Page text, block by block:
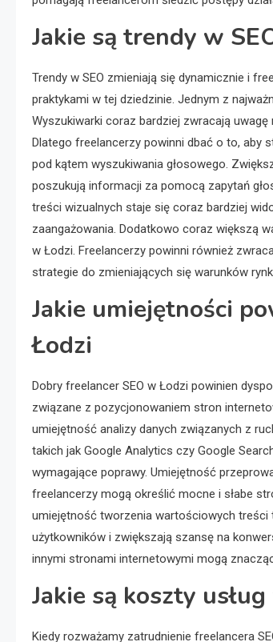
Jakie są trendy w
Trendy w SEO zmieniają się dynamicznie i
praktykami w tej dziedzinie. Jednym z
Wyszukiwarki coraz bardziej zwracają
Dlatego freelancerzy powinni dbać o to, aby
pod kątem wyszukiwania głosowego.
poszukują informacji za pomocą zapytań
treści wizualnych staje się coraz bardziej
zaangażowania. Dodatkowo coraz większą
w Łodzi. Freelancerzy powinni również
strategie do zmieniających się warunków
Jakie umiejętności
Łodzi
Dobry freelancer SEO w Łodzi powinien
związane z pozycjonowaniem stron
umiejętność analizy danych związanych z
takich jak Google Analytics czy Google
wymagające poprawy. Umiejętność
freelancerzy mogą określić mocne i słabe
umiejętność tworzenia wartościowych treści
użytkowników i zwiększają szansę na
innymi stronami internetowymi mogą
Jakie są koszty
Kiedy rozważamy zatrudnienie freelancera